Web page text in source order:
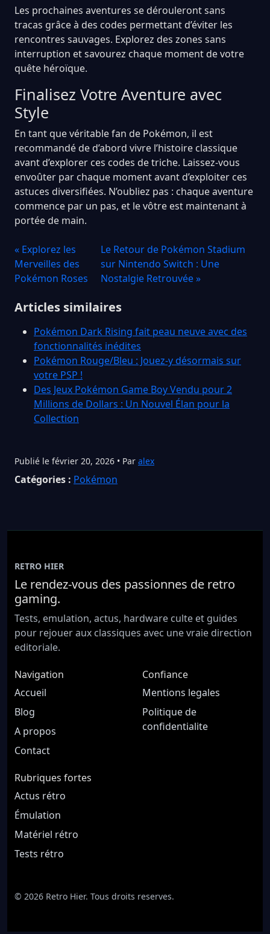
Les prochaines aventures se dérouleront sans
tracas grâce à des codes permettant d’éviter les
rencontres sauvages. Explorez des zones sans
interruption et savourez chaque moment de votre
quête héroïque.
Finalisez Votre Aventure avec
Style
En tant que véritable fan de Pokémon, il est
recommandé de d’abord vivre l’histoire classique
avant d’explorer ces codes de triche. Laissez-vous
envoûter par chaque moment avant d’exploiter ces
astuces diversifiées. N’oubliez pas : chaque aventure
commence par un pas, et le vôtre est maintenant à
portée de main.
« Explorez les
Merveilles des
Pokémon Roses
Le Retour de Pokémon Stadium
sur Nintendo Switch : Une
Nostalgie Retrouvée »
Articles similaires
Pokémon Dark Rising fait peau neuve avec des
fonctionnalités inédites
Pokémon Rouge/Bleu : Jouez-y désormais sur
votre PSP !
Des Jeux Pokémon Game Boy Vendu pour 2
Millions de Dollars : Un Nouvel Élan pour la
Collection
Publié le février 20, 2026 • Par alex
Catégories : Pokémon
RETRO HIER
Le rendez-vous des passionnes de retro
gaming.
Tests, emulation, actus, hardware culte et guides
pour rejouer aux classiques avec une vraie direction
editoriale.
Navigation
Accueil
Blog
A propos
Contact
Confiance
Mentions legales
Politique de
confidentialite
Rubriques fortes
Actus rétro
Émulation
Matériel rétro
Tests rétro
© 2026 Retro Hier. Tous droits reserves.